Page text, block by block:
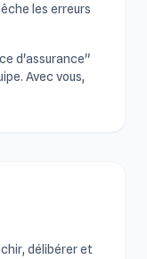
les erreurs
d'assurance"
Avec vous,
délibérer et